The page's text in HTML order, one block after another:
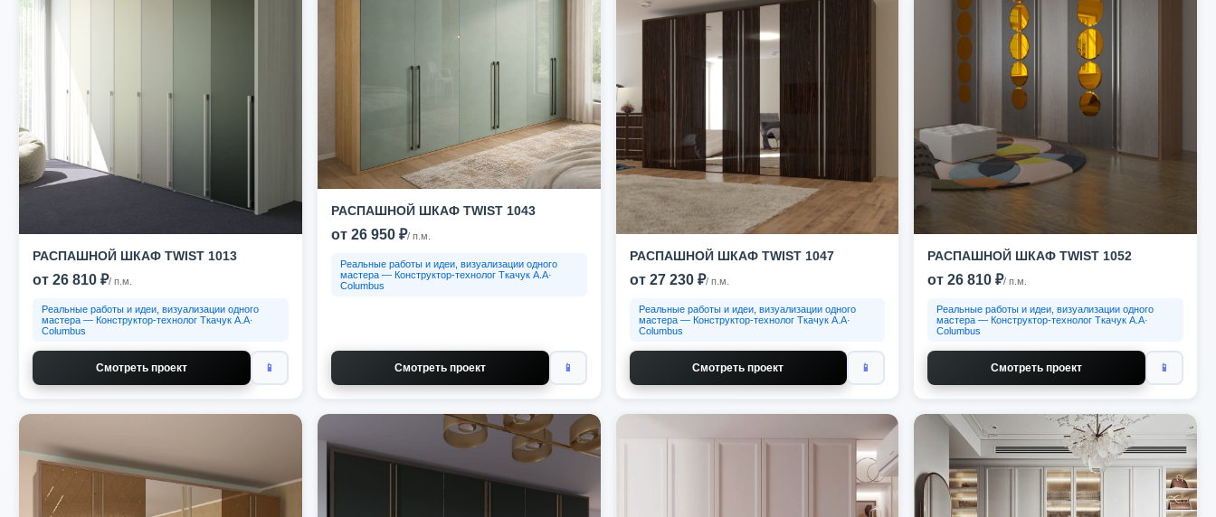
РАСПАШНОЙ ШКАФ TWIST 1013
от 26 810 ₽/ п.м.
Реальные работы и идеи, визуализации одного
мастера — Конструктор-технолог Ткачук А.А·
Columbus
Смотреть проект 📱
РАСПАШНОЙ ШКАФ TWIST 1043
от 26 950 ₽/ п.м.
Реальные работы и идеи, визуализации одного
мастера — Конструктор-технолог Ткачук А.А·
Columbus
Смотреть проект 📱
РАСПАШНОЙ ШКАФ TWIST 1047
от 27 230 ₽/ п.м.
Реальные работы и идеи, визуализации одного
мастера — Конструктор-технолог Ткачук А.А·
Columbus
Смотреть проект 📱
РАСПАШНОЙ ШКАФ TWIST 1052
от 26 810 ₽/ п.м.
Реальные работы и идеи, визуализации одного
мастера — Конструктор-технолог Ткачук А.А·
Columbus
Смотреть проект 📱